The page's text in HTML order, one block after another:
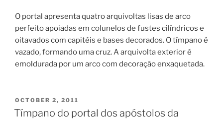
O portal apresenta quatro arquivoltas lisas de arco
perfeito apoiadas em colunelos de fustes cilíndricos e
oitavados com capitéis e bases decorados. O tímpano é
vazado, formando uma cruz. A arquivolta exterior é
emoldurada por um arco com decoração enxaquetada.
POSTED
ON
OCTOBER 2, 2011
Tímpano do portal dos apóstolos da